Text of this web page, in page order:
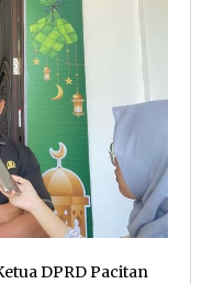
DPRD Pacitan